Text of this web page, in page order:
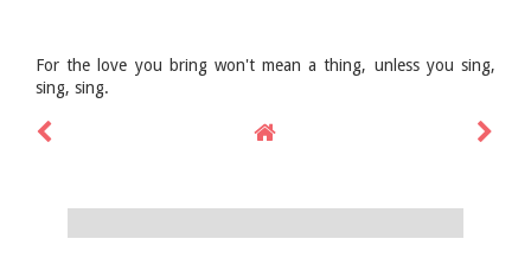
For the love you bring won't mean a thing, unless you sing,
sing, sing.